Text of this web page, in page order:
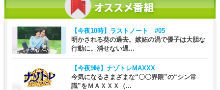
【今夜10時】 ラストノート #05
明かされる葵の過去。嫉妬の渦で優子は大胆な
行動に。消せない過...
【今夜9時】 ナゾトレMAXXX
今気になるさまざまな“〇〇界隈”の“シン常
識”をＭＡＸＸＸ（...